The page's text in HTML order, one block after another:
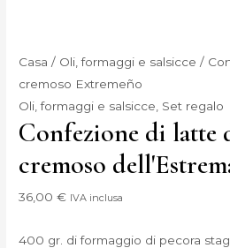
Casa / Oli, formaggi e salsicce /
cremoso Extremeño
Oli, formaggi e salsicce Set regalo
Confezione di latte
cremoso
36,00€ IVA inclusa
400 gr. di formaggio di pecora